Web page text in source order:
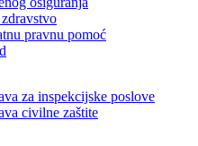
osiguranja
pravnu pomoć